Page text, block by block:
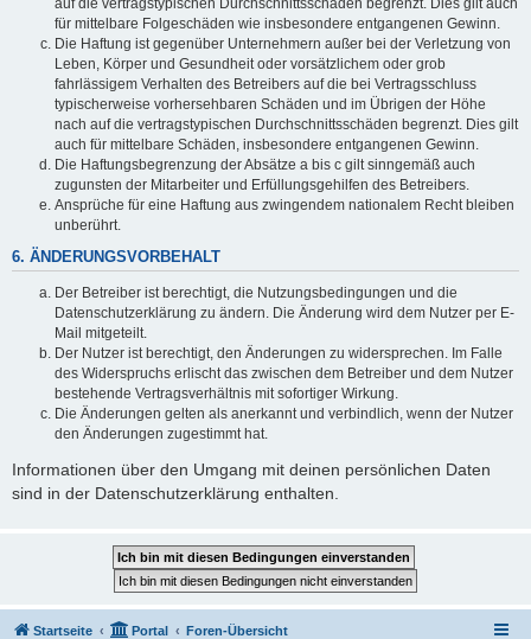
für mittelbare Folgeschäden wie insbesondere entgangenen Gewinn.
Die Haftung ist gegenüber Unternehmern außer bei der Verletzung von
Leben, Körper und Gesundheit oder vorsätzlichem oder grob
fahrlässigem Verhalten des Betreibers auf die bei Vertragsschluss
typischerweise vorhersehbaren Schäden und im Übrigen der Höhe
nach auf die vertragstypischen Durchschnittsschäden begrenzt. Dies gilt
auch für mittelbare Schäden, insbesondere entgangenen Gewinn.
Die Haftungsbegrenzung der Absätze a bis c gilt sinngemäß auch
zugunsten der Mitarbeiter und Erfüllungsgehilfen des Betreibers.
Ansprüche für eine Haftung aus zwingendem nationalem Recht bleiben
unberührt.
6. ÄNDERUNGSVORBEHALT
Der Betreiber ist berechtigt, die Nutzungsbedingungen und die
Datenschutzerklärung zu ändern. Die Änderung wird dem Nutzer per E-
Mail mitgeteilt.
Der Nutzer ist berechtigt, den Änderungen zu widersprechen. Im Falle
des Widerspruchs erlischt das zwischen dem Betreiber und dem Nutzer
bestehende Vertragsverhältnis mit sofortiger Wirkung.
Die Änderungen gelten als anerkannt und verbindlich, wenn der Nutzer
den Änderungen zugestimmt hat.
Informationen über den Umgang mit deinen persönlichen Daten
sind in der Datenschutzerklärung enthalten.
Startseite Portal Foren-Übersicht